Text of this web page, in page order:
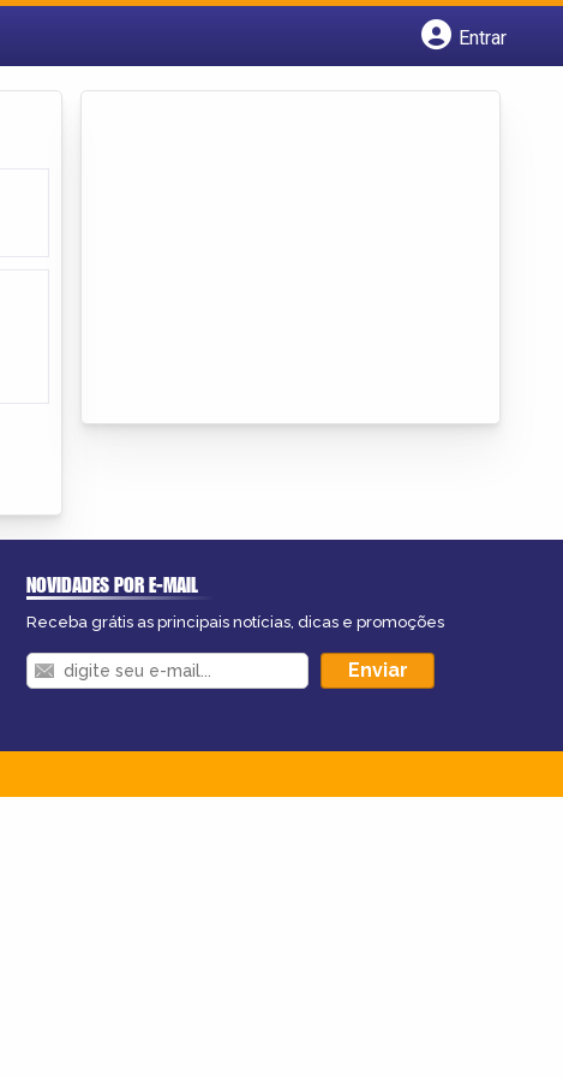
Entrar
NOVIDADES POR E-MAIL
Receba grátis as principais notícias, dicas e promoções